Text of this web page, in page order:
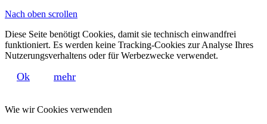
Nach oben scrollen
Diese Seite benötigt Cookies, damit sie technisch einwandfrei
funktioniert. Es werden keine Tracking-Cookies zur Analyse Ihres
Nutzerungsverhaltens oder für Werbezwecke verwendet.
Ok mehr
Wie wir Cookies verwenden